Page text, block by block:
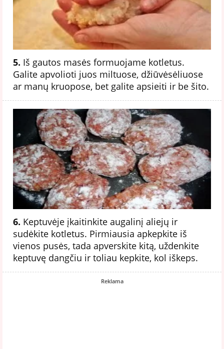
5. Iš gautos masės formuojame kotletus.
Galite apvolioti juos miltuose, džiūvėsėliuose
ar manų kruopose, bet galite apsieiti ir be šito.
6. Keptuvėje įkaitinkite augalinį aliejų ir
sudėkite kotletus. Pirmiausia apkepkite iš
vienos pusės, tada apverskite kitą, uždenkite
keptuvę dangčiu ir toliau kepkite, kol iškeps.
Reklama